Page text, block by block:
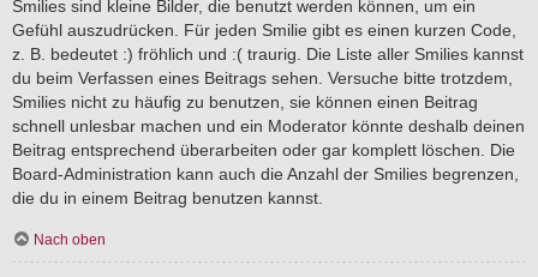
Smilies sind kleine Bilder, die benutzt werden können, um ein
Gefühl auszudrücken. Für jeden Smilie gibt es einen kurzen Code,
z. B. bedeutet :) fröhlich und :( traurig. Die Liste aller Smilies kannst
du beim Verfassen eines Beitrags sehen. Versuche bitte trotzdem,
Smilies nicht zu häufig zu benutzen, sie können einen Beitrag
schnell unlesbar machen und ein Moderator könnte deshalb deinen
Beitrag entsprechend überarbeiten oder gar komplett löschen. Die
Board-Administration kann auch die Anzahl der Smilies begrenzen,
die du in einem Beitrag benutzen kannst.
Nach oben